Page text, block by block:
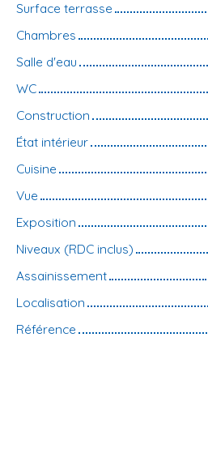
Surface terrasse
Chambres
Salle d'eau
WC
Construction
État intérieur
Cuisine
Vue
Exposition
Niveaux (RDC inclus)
Assainissement
Localisation
Référence